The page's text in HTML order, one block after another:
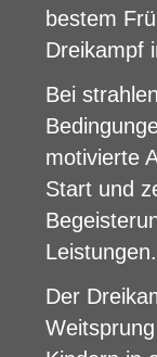
bestem
Dreikampf
Bei
motivierte
Start und
Leistungen.
Der